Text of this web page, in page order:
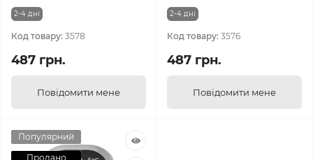
2-4 днi
Код товару: 3578
487 грн.
Повідомити мене
2-4 днi
Код товару: 3576
487 грн.
Повідомити мене
Популярний
Продано